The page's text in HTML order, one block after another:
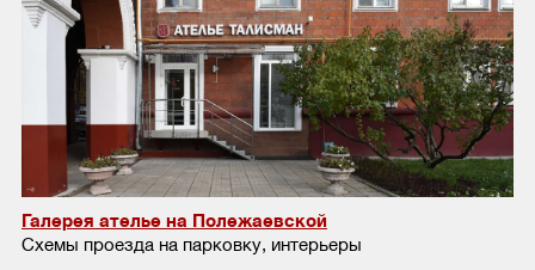
Галерея ателье на Полежаевской
Схемы проезда на парковку, интерьеры